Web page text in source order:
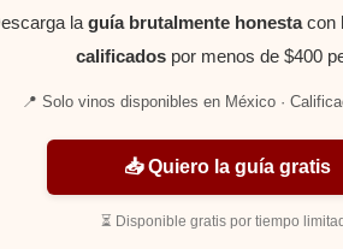
la guía brutalmente honestacon
calificadospor menos de $400
📍 Solo vinos disponibles en México ·
📥 Quiero la guía gratis
⏳ Disponible gratis por tiempo